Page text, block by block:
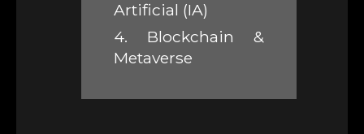
Artificial (IA)
4. Blockchain &
Metaverse